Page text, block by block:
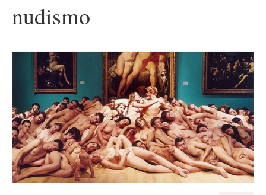
Princípios Editoriais
Políticas e Termos
Livros
Projetos
Blog
Contato
nudismo